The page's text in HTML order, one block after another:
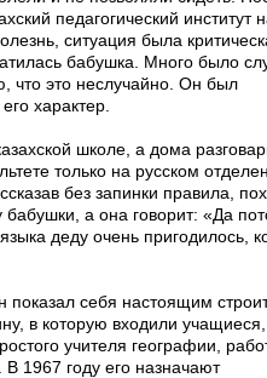
педагогический институт
ситуация была
бабушка. Много было
что это неслучайно. Он был
характер.
школе, а дома
только на русском
без запинки правила,
а она говорит: «Да
деду очень пригодилось,
показал себя настоящим
в которую входили
учителя географии,
1967 году его назначают